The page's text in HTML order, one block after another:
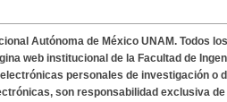
Autónoma de México UNAM. Todos
web institucional de la Facultad de
personales de investigación o
son responsabilidad exclusiva